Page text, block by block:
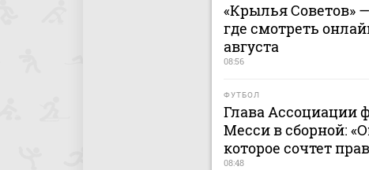
«Крылья Советов»
где смотреть
августа
08:56
ФУТБОЛ
Глава Ассоциации
Месси в сборной:
которое сочтет
08:48